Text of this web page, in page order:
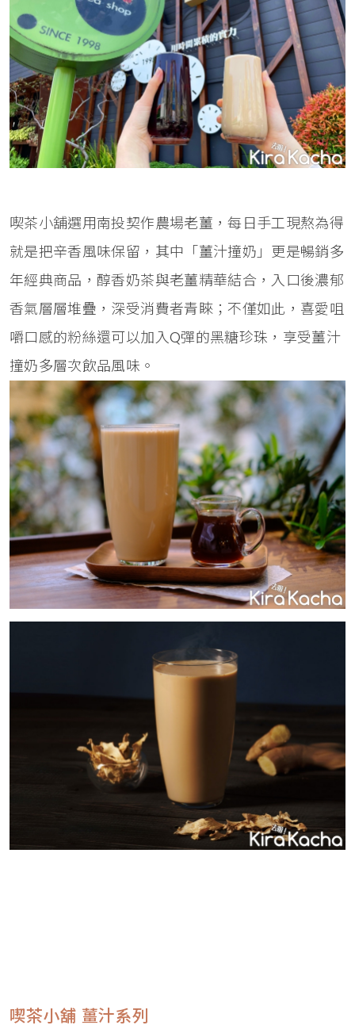
喫茶小舖選用南投契作農場老薑，每日手工現熬為得
就是把辛香風味保留，其中「薑汁撞奶」更是暢銷多
年經典商品，醇香奶茶與老薑精華結合，入口後濃郁
香氣層層堆疊，深受消費者青睞；不僅如此，喜愛咀
嚼口感的粉絲還可以加入Q彈的黑糖珍珠，享受薑汁
撞奶多層次飲品風味。
喫茶小舖 薑汁系列